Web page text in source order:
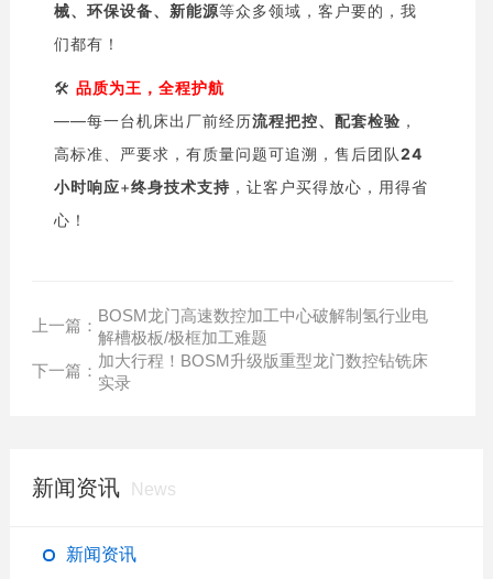
械、环保设备、新能源等众多领域，客户要的，我
们都有！
🛠️ 品质为王，全程护航
——每一台机床出厂前经历流程把控、配套检验 ，
高标准、严要求，有质量问题可追溯，售后团队24
小时响应+终身技术支持 ，让客户买得放心，用得省
心！
上一篇：
BOSM龙门高速数控加工中心破解制氢行业电
解槽极板/极框加工难题
下一篇：
加大行程！BOSM升级版重型龙门数控钻铣床
实录
新闻资讯 News
新闻资讯